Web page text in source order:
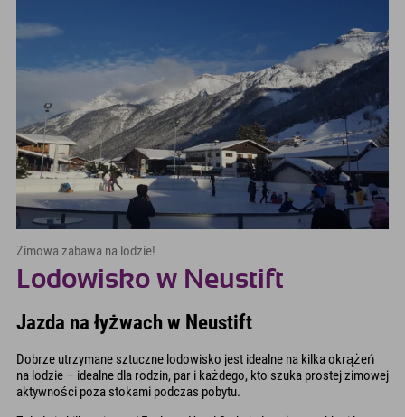
Zimowa zabawa na lodzie!
Lodowisko w Neustift
Jazda na łyżwach w Neustift
Dobrze utrzymane sztuczne lodowisko jest idealne na kilka okrążeń
na lodzie – idealne dla rodzin, par i każdego, kto szuka prostej zimowej
aktywności poza stokami podczas pobytu.